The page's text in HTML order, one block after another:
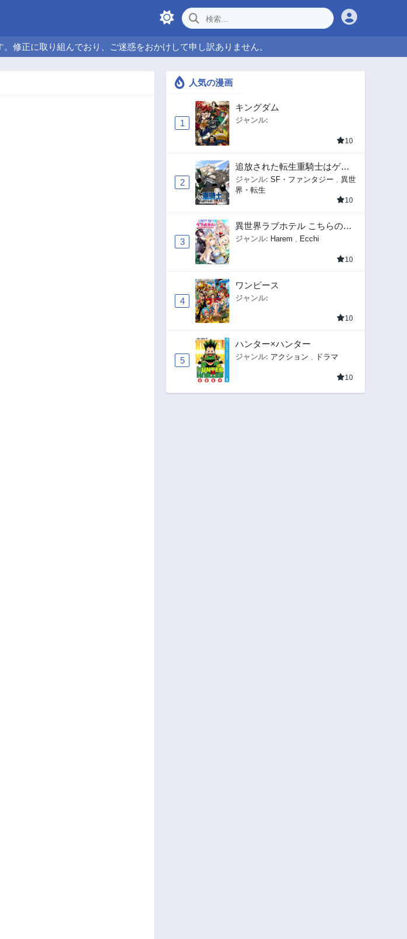
修正に取り組んでおり、ご迷惑をおかけして申し訳ありません。
人気の漫画
1
キングダム
ジャンル:
10
2
追放された転生重騎士はゲー
ム知識で無双する
ジャンル: SF・ファンタジー
異世
界・転生
10
3
異世界ラブホテル こちらのお
部屋はハーレムです
ジャンル: Harem Ecchi
10
4
ワンピース
ジャンル:
10
5
ハンター×ハンター
ジャンル: アクション , ドラマ
10